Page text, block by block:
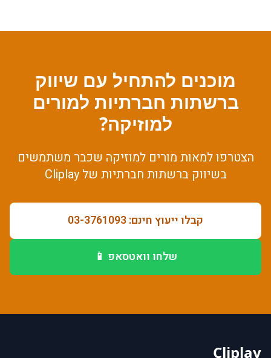
מוכנים להתחיל עם שיווק
ברשתות חברתיות למורים
למוזיקה?
הצטרפו למאות מורים למוזיקה שכבר משתמשים
בשיווק ברשתות חברתיות של Cliplay
קבלו ייעוץ חינם: 03-3761093
שלחו וואטסאפ 📱
Cliplay